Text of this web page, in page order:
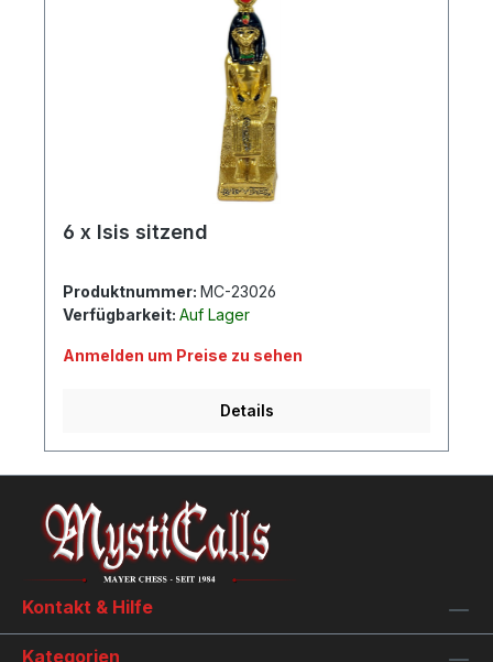
6 x Isis sitzend
Produktnummer: MC-23026
Verfügbarkeit: Auf Lager
Anmelden um Preise zu sehen
Details
Kontakt & Hilfe
Kategorien